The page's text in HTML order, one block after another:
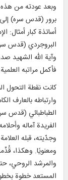
وبعد عودته من هذه
برور (قدس سره)
أساتذة كبار أمثال:
البروجردي (قدس
وآية الله الشهيد
فأكمل مراتبه
كانت نقطة التحول
وارتباطه بالعارف
الطباطبائي (قدس
الفريدة آماله
وجدّيته، قبله
ومعنويًا. وهكذا،
والمرشد الروحي،
المستعد خطوة